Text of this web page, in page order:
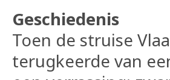
Geschiedenis
Toen de struise
terugkeerde van